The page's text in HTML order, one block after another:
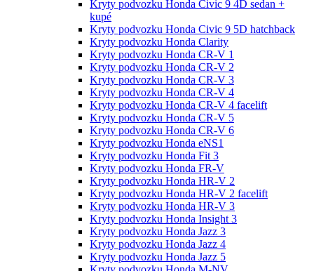
Kryty podvozku Honda Civic 9 4D sedan +
kupé
Kryty podvozku Honda Civic 9 5D hatchback
Kryty podvozku Honda Clarity
Kryty podvozku Honda CR-V 1
Kryty podvozku Honda CR-V 2
Kryty podvozku Honda CR-V 3
Kryty podvozku Honda CR-V 4
Kryty podvozku Honda CR-V 4 facelift
Kryty podvozku Honda CR-V 5
Kryty podvozku Honda CR-V 6
Kryty podvozku Honda eNS1
Kryty podvozku Honda Fit 3
Kryty podvozku Honda FR-V
Kryty podvozku Honda HR-V 2
Kryty podvozku Honda HR-V 2 facelift
Kryty podvozku Honda HR-V 3
Kryty podvozku Honda Insight 3
Kryty podvozku Honda Jazz 3
Kryty podvozku Honda Jazz 4
Kryty podvozku Honda Jazz 5